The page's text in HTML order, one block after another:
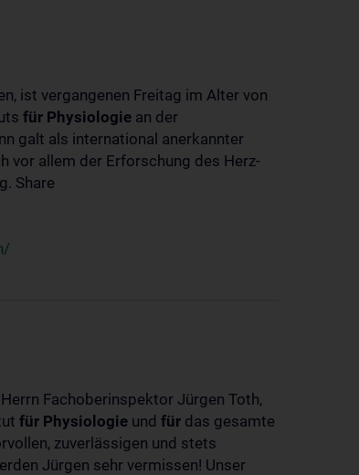
ist vergangenen Freitag im Alter von
für Physiologie an der
galt als international anerkannter
vor allem der Erforschung des Herz-
Share
Fachoberinspektor Jürgen Toth,
für Physiologie und für das gesamte
zuverlässigen und stets
Jürgen sehr vermissen! Unser